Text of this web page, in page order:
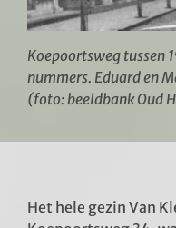
Koepoortsweg tussen
nummers. Eduard en
(foto: beeldbank Oud
Het hele gezin Van